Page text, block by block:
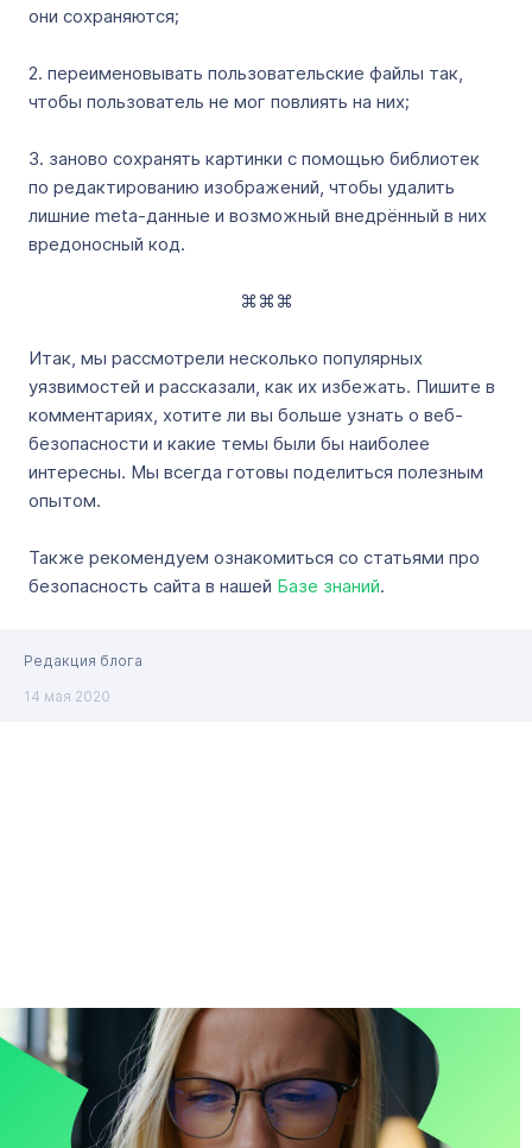
они сохраняются;
2. переименовывать пользовательские файлы так,
чтобы пользователь не мог повлиять на них;
3. заново сохранять картинки с помощью библиотек
по редактированию изображений, чтобы удалить
лишние meta-данные и возможный внедрённый в них
вредоносный код.
⌘⌘⌘
Итак, мы рассмотрели несколько популярных
уязвимостей и рассказали, как их избежать. Пишите в
комментариях, хотите ли вы больше узнать о веб-
безопасности и какие темы были бы наиболее
интересны. Мы всегда готовы поделиться полезным
опытом.
Также рекомендуем ознакомиться со статьями про
безопасность сайта в нашей Базе знаний.
Редакция блога
14 мая 2020